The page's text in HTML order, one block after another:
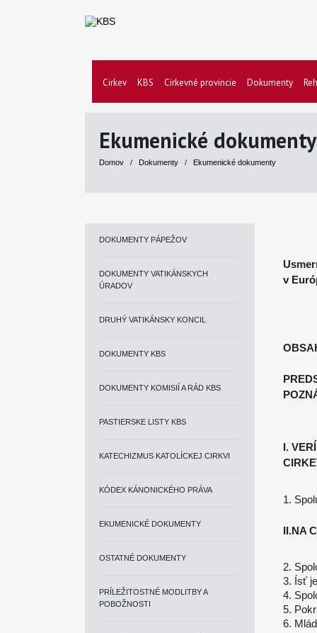
Cirkev KBS Cirkevné provincie Dokumenty
Ekumenické dokumenty
Domov / Dokumenty / Ekumenické dokumenty
DOKUMENTY PÁPEŽOV
DOKUMENTY VATIKÁNSKYCH
ÚRADOV
DRUHÝ VATIKÁNSKY KONCIL
DOKUMENTY KBS
DOKUMENTY KOMISIÍ A RÁD KBS
PASTIERSKE LISTY KBS
KATECHIZMUS KATOLÍCKEJ CIRKVI
KÓDEX KÁNONICKÉHO PRÁVA
EKUMENICKÉ DOKUMENTY
OSTATNÉ DOKUMENTY
PRÍLEŽITOSTNÉ MODLITBY A
POBOŽNOSTI
v
I.
1.
II.NA
2.
3. Ísť
4.
5.
6.